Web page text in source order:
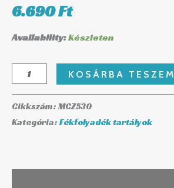
6.690Ft
Availability:Készleten
KOSÁRBA TESZEM
Cikkszám: MCZ530
Kategória: Fékfolyadék tartályok